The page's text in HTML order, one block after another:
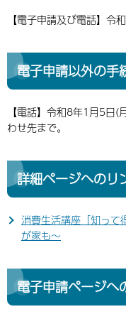
【電子申請及び電話】
電子申請以外の手
【電話】令和8年1月5日
わせ先まで。
詳細ページへのリ
消費生活講座「知って
が家も～
電子申請ページへ